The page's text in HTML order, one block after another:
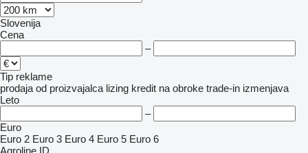
Slovenija
Cena
–
Tip reklame
prodaja od proizvajalca lizing kredit na obroke trade-in izmenjava
Leto
–
Euro
Euro 2 Euro 3 Euro 4 Euro 5 Euro 6
Agroline ID